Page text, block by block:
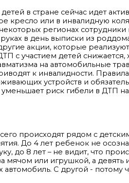
в стране сейчас идет
кресло или в инвалидную
регионах сотрудники
в день выписки из
акции, которые
с участием детей снижается,
на автомобильные
к инвалидности.
устройств и
риск гибели в ДТП
происходят рядом с
До 4 лет ребенок не
до 8 лет – не видит, что
или игрушкой, а девять
С другой - потому